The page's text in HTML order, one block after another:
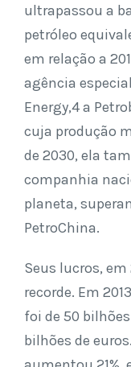
ultrapassou a
petróleo
em relação a
agência
Energy,4 a
cuja produção
de 2030, ela
companhia
planeta,
PetroChina.
Seus lucros,
recorde. Em
foi de 50
bilhões de